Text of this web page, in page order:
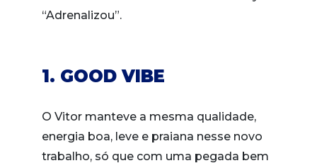
“Adrenalizou”.
1. GOOD VIBE
O Vitor manteve a mesma qualidade,
energia boa, leve e praiana nesse novo
trabalho, só que com uma pegada bem